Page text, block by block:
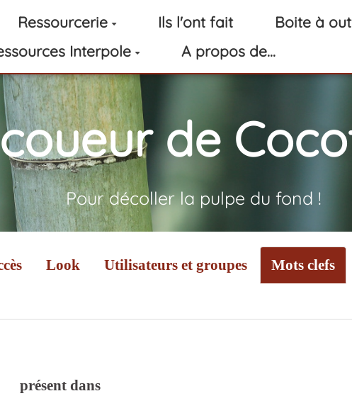
Ressourcerie Ils l'ont fait
Boite à
Interpole
A propos de...
de
Pour décoller la pulpe du fond !
Look Utilisateurs et groupes Mots clefs
présent dans